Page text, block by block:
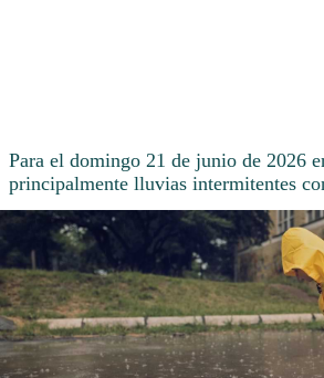
Para el domingo 21 de junio de 2026
principalmente lluvias intermitentes